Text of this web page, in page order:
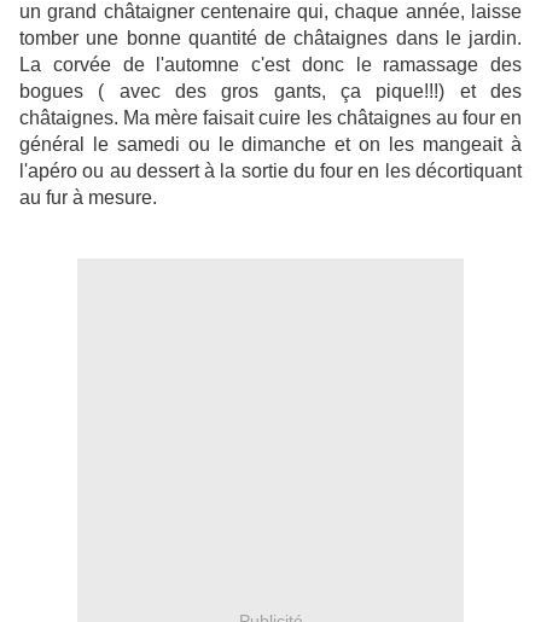
un grand châtaigner centenaire qui, chaque année, laisse
tomber une bonne quantité de châtaignes dans le jardin.
La corvée de l'automne c'est donc le ramassage des
bogues ( avec des gros gants, ça pique!!!) et des
châtaignes. Ma mère faisait cuire les châtaignes au four en
général le samedi ou le dimanche et on les mangeait à
l'apéro ou au dessert à la sortie du four en les décortiquant
au fur à mesure.